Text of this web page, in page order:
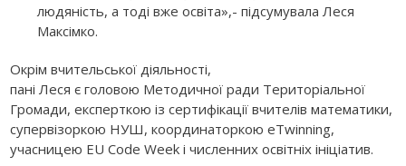
людяність, а тоді вже освіта»,- підсумувала Леся
Максімко.
Окрім вчительської діяльності,
пані Леся є головою Методичної ради Територіальної
Громади, експерткою із сертифікації вчителів математики,
супервізоркою НУШ, координаторкою eTwinning,
учасницею EU Code Week і численних освітніх ініціатив.